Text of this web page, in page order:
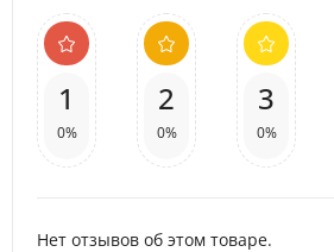
1
0%
2
0%
3
0%
Нет отзывов об этом товаре.